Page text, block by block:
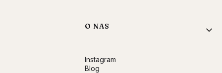
O NAS
Instagram
Blog